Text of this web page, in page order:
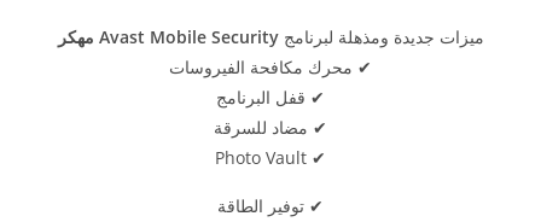
ميزات جديدة ومذهلة لبرنامجAvast Mobile Security مهكر
✔ محرك مكافحة الفيروسات
✔ قفل البرنامج
✔ مضاد للسرقة
✔ Photo Vault
✔ توفير الطاقة